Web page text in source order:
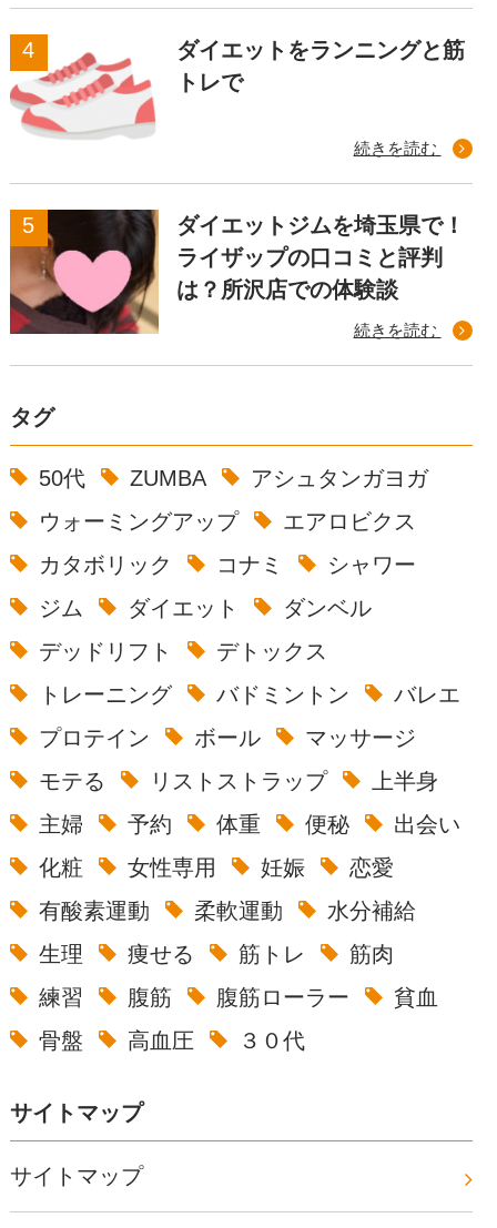
ダイエットをランニングと筋
トレで
続きを読む
ダイエットジムを埼玉県で！
ライザップの口コミと評判
は？所沢店での体験談
続きを読む
タグ
50代 ZUMBA
アシュタンガヨガ
ウォーミングアップ
エアロビクス
カタボリック
コナミ
シャワー
ジム
ダイエット
ダンベル
デッドリフト
デトックス
トレーニング
バドミントン
バレエ
プロテイン
ボール
マッサージ
モテる
リストストラップ
上半身
主婦
予約 体重 便秘
出会い
化粧
女性専用 妊娠
恋愛
有酸素運動
柔軟運動
水分補給
生理
痩せる 筋トレ
筋肉
練習
腹筋 腹筋ローラー
貧血
骨盤
高血圧 ３０代
サイトマップ
サイトマップ